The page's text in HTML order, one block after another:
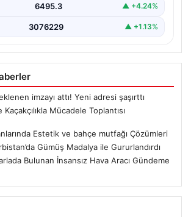
6495.3 ▲ +4.24%
3076229 ▲ +1.13%
imzayı attı! Yeni adresi şaşırttı
Mücadele Toplantısı
Estetik ve bahçe mutfağı Çözümleri
Gümüş Madalya ile Gururlandırdı
Bulunan İnsansız Hava Aracı Gündeme